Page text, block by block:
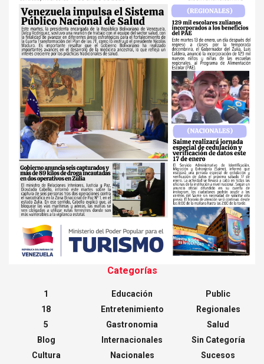
Categorías
1
18
5
Blog
Cultura
Educación
Entretenimiento
Gastronomia
Internacionales
Nacionales
Public
Regionales
Salud
Sin Categoría
Sucesos